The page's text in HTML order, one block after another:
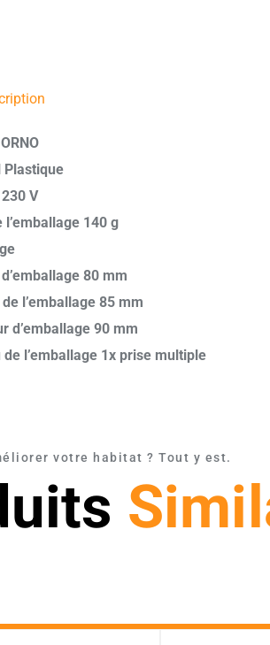
Plastique
V
l’emballage 140 g
80 mm
l’emballage 85 mm
d’emballage 90 mm
de l’emballage 1x prise multiple
votre habitat ? Tout y est.